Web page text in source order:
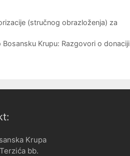
datum održavanja i…
(stručnog obrazloženja) za
Krupu: Razgovori o donaciji
Krupa
bb.